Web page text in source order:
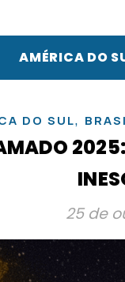
AMÉRICA DO
DO SUL,
25 de